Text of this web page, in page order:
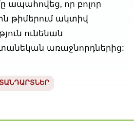
ապահովեց, որ բոլոր
թիմերում ակտիվ
ունենան
առաջնորդներից: